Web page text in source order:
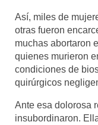
Así, miles de
otras fueron
muchas abortaron
quienes murieron
condiciones de
quirúrgicos
Ante esa dolorosa
insubordinaron.